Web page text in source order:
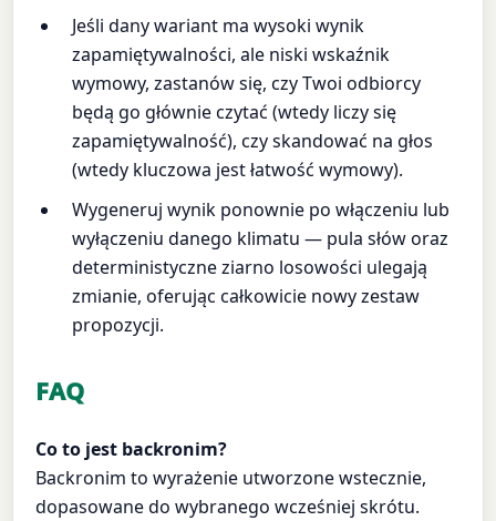
Jeśli dany wariant ma wysoki wynik
zapamiętywalności, ale niski wskaźnik
wymowy, zastanów się, czy Twoi odbiorcy
będą go głównie czytać (wtedy liczy się
zapamiętywalność), czy skandować na głos
(wtedy kluczowa jest łatwość wymowy).
Wygeneruj wynik ponownie po włączeniu lub
wyłączeniu danego klimatu — pula słów oraz
deterministyczne ziarno losowości ulegają
zmianie, oferując całkowicie nowy zestaw
propozycji.
FAQ
Co to jest backronim?
Backronim to wyrażenie utworzone wstecznie,
dopasowane do wybranego wcześniej skrótu.